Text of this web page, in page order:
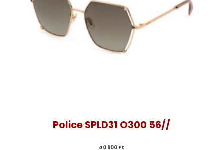
Police SPLD31 O300 56//
40 900 Ft